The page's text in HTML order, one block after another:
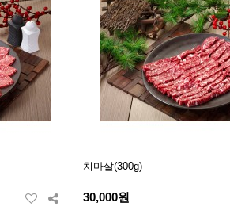
치마살(300g)
30,000원